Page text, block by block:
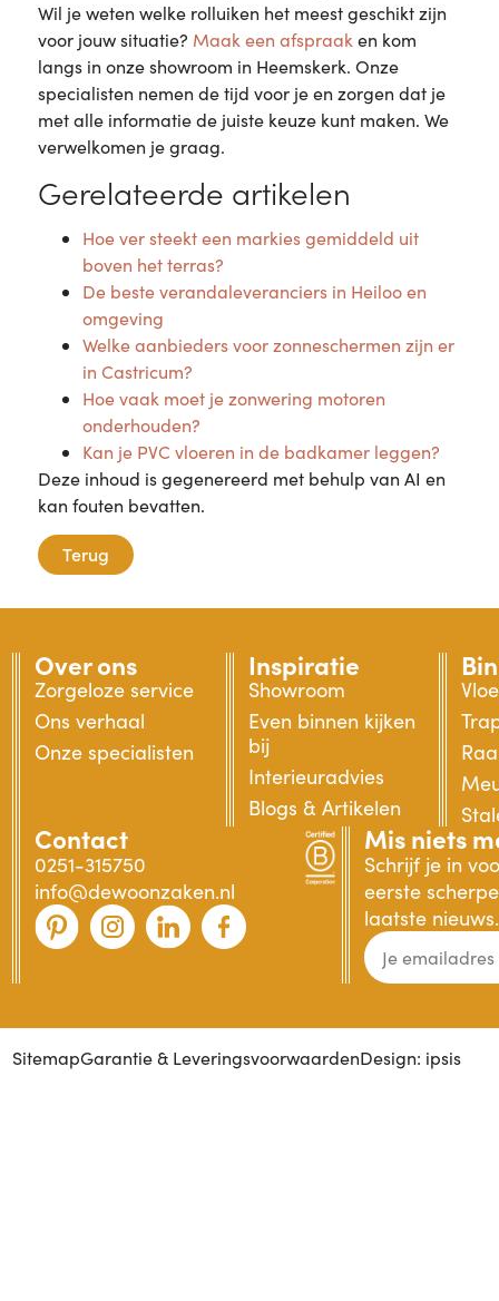
Wil je weten welke rolluiken het meest geschikt zijn
voor jouw situatie? Maak een afspraaken kom
langs in onze showroom in Heemskerk. Onze
specialisten nemen de tijd voor je en zorgen dat je
met alle informatie de juiste keuze kunt maken. We
verwelkomen je graag.
Gerelateerde artikelen
Hoe ver steekt een markies gemiddeld uit
boven het terras?
De beste verandaleveranciers in Heiloo en
omgeving
Welke aanbieders voor zonneschermen zijn er
in Castricum?
Hoe vaak moet je zonwering motoren
onderhouden?
Kan je PVC vloeren in de badkamer leggen?
Deze inhoud is gegenereerd met behulp van AI en
kan fouten bevatten.
Terug
Over ons
Zorgeloze service
Ons verhaal
Onze specialisten
Inspiratie
Showroom
Even binnen kijken
bij
Interieuradvies
Blogs & Artikelen
Contact
0251-315750
info@dewoonzaken.nl
Mis niets
Schrijf je in
eerste
laatste nieuws.
SitemapGarantie & LeveringsvoorwaardenDesign: ipsis